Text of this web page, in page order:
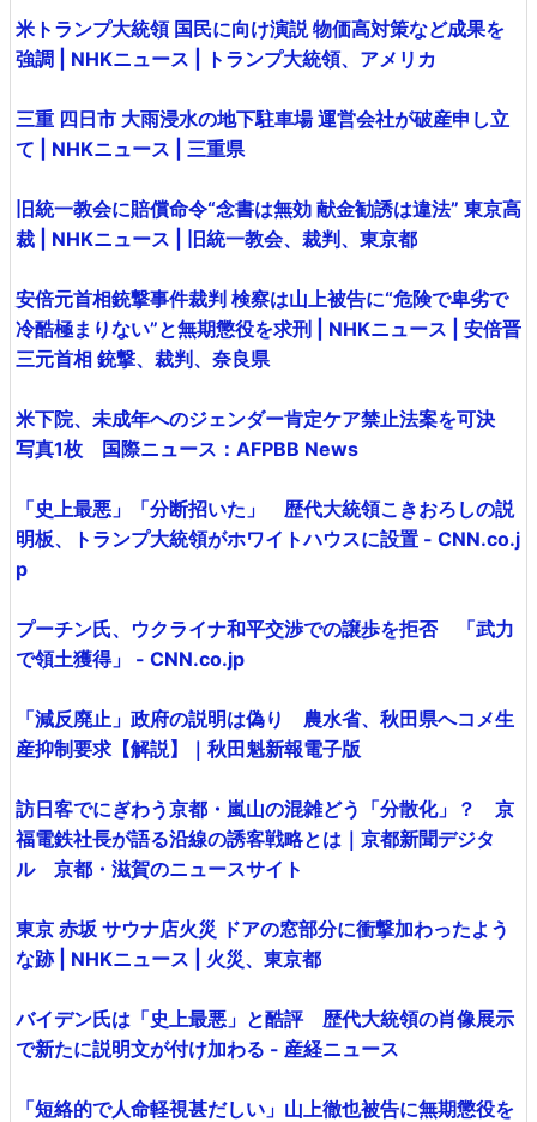
米トランプ大統領 国民に向け演説 物価高対策など成果を
強調 | NHKニュース | トランプ大統領、アメリカ
三重 四日市 大雨浸水の地下駐車場 運営会社が破産申し立
て | NHKニュース | 三重県
旧統一教会に賠償命令“念書は無効 献金勧誘は違法” 東京高
裁 | NHKニュース | 旧統一教会、裁判、東京都
安倍元首相銃撃事件裁判 検察は山上被告に“危険で卑劣で
冷酷極まりない”と無期懲役を求刑 | NHKニュース | 安倍晋
三元首相 銃撃、裁判、奈良県
米下院、未成年へのジェンダー肯定ケア禁止法案を可決
写真1枚 国際ニュース：AFPBB News
「史上最悪」「分断招いた」 歴代大統領こきおろしの説
明板、トランプ大統領がホワイトハウスに設置 - CNN.co.j
p
プーチン氏、ウクライナ和平交渉での譲歩を拒否 「武力
で領土獲得」 - CNN.co.jp
「減反廃止」政府の説明は偽り 農水省、秋田県へコメ生
産抑制要求【解説】｜秋田魁新報電子版
訪日客でにぎわう京都・嵐山の混雑どう「分散化」？ 京
福電鉄社長が語る沿線の誘客戦略とは｜京都新聞デジタ
ル 京都・滋賀のニュースサイト
東京 赤坂 サウナ店火災 ドアの窓部分に衝撃加わったよう
な跡 | NHKニュース | 火災、東京都
バイデン氏は「史上最悪」と酷評 歴代大統領の肖像展示
で新たに説明文が付け加わる - 産経ニュース
「短絡的で人命軽視甚だしい」山上徹也被告に無期懲役を